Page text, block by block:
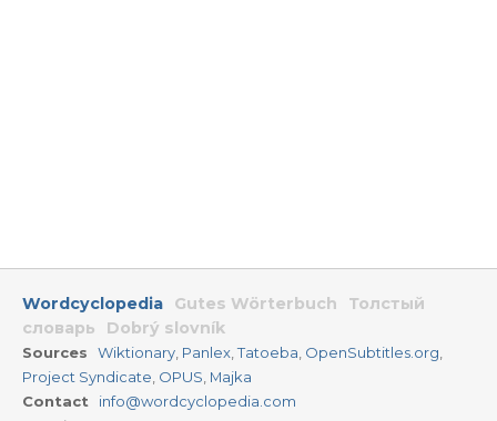
Wordcyclopedia Gutes Wörterbuch
Толстый
словарь
Dobrý slovník
Sources Wiktionary, Panlex,Tatoeba, OpenSubtitles.org,
Project Syndicate, OPUS, Majka
Contact
info@wordcyclopedia.com